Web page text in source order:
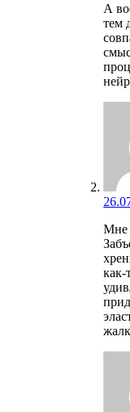
А
тем
Мне
как-